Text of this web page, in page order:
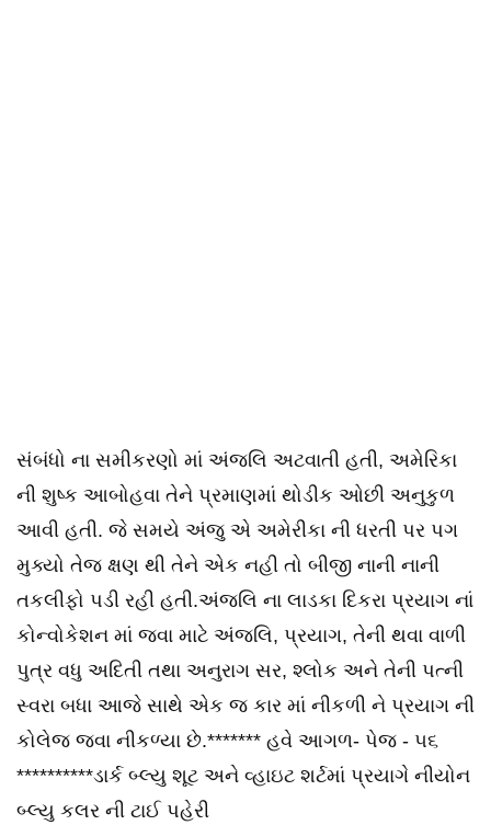
સંબંધો ના સમીકરણો માં અંજલિ અટવાતી હતી, અમેરિકા
ની શુષ્ક આબોહવા તેને પ્રમાણમાં થોડીક ઓછી અનુકુળ
આવી હતી. જે સમયે અંજુ એ અમેરીકા ની ધરતી પર પગ
મુક્યો તેજ ક્ષણ થી તેને એક નહી તો બીજી નાની નાની
તકલીફો પડી રહી હતી.અંજલિ ના લાડકા દિકરા પ્રયાગ નાં
કોન્વોકેશન માં જવા માટે અંજલિ, પ્રયાગ, તેની થવા વાળી
પુત્ર વધુ અદિતી તથા અનુરાગ સર, શ્લોક અને તેની પત્ની
સ્વરા બધા આજે સાથે એક જ કાર માં નીકળી ને પ્રયાગ ની
કોલેજ જવા નીકળ્યા છે.******* હવે આગળ- પેજ - ૫૬
**********ડાર્ક બ્લ્યુ શૂટ અને વ્હાઇટ શર્ટમાં પ્રયાગે નીયોન
બ્લ્યુ કલર ની ટાઈ પહેરી